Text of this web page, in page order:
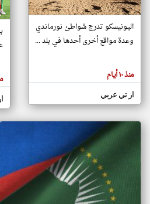
اخبار
أهم اخبار
هنا عن
وجهة
كاتبيها.
اليونيسكو تدرج شواطئ نورماندي
وعدة مواقع أخرى أحدها في بلد ...
منذ ١٠ أيام
ار تي عربي